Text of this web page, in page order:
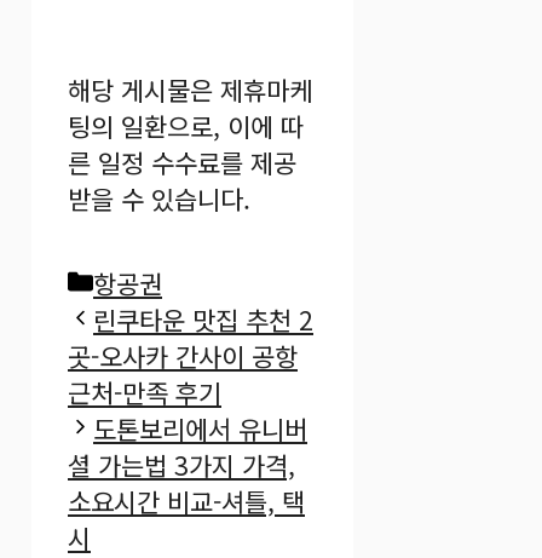
해당 게시물은 제휴마케
팅의 일환으로, 이에 따
른 일정 수수료를 제공
받을 수 있습니다.
카
테
고
리
항공권
린쿠타운 맛집 추천 2
곳-오사카 간사이 공항
근처-만족 후기
도톤보리에서 유니버
셜 가는법 3가지 가격,
소요시간 비교-셔틀, 택
시